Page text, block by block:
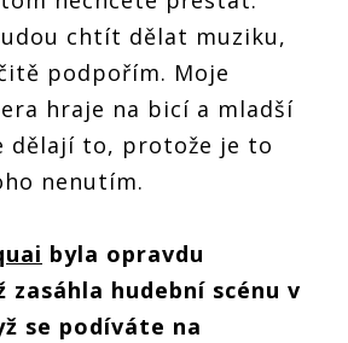
chtít dělat muziku,
podpořím. Moje
hraje na bicí a mladší
dělají to, protože je to
nenutím.
byla opravdu
zasáhla hudební scénu v
se podíváte na